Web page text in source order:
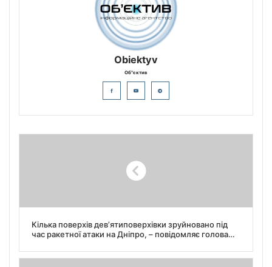
Obiektyv
Об"єктив
Кілька поверхів дев’ятиповерхівки зруйновано під
час ракетної атаки на Дніпро, – повідомляє голова